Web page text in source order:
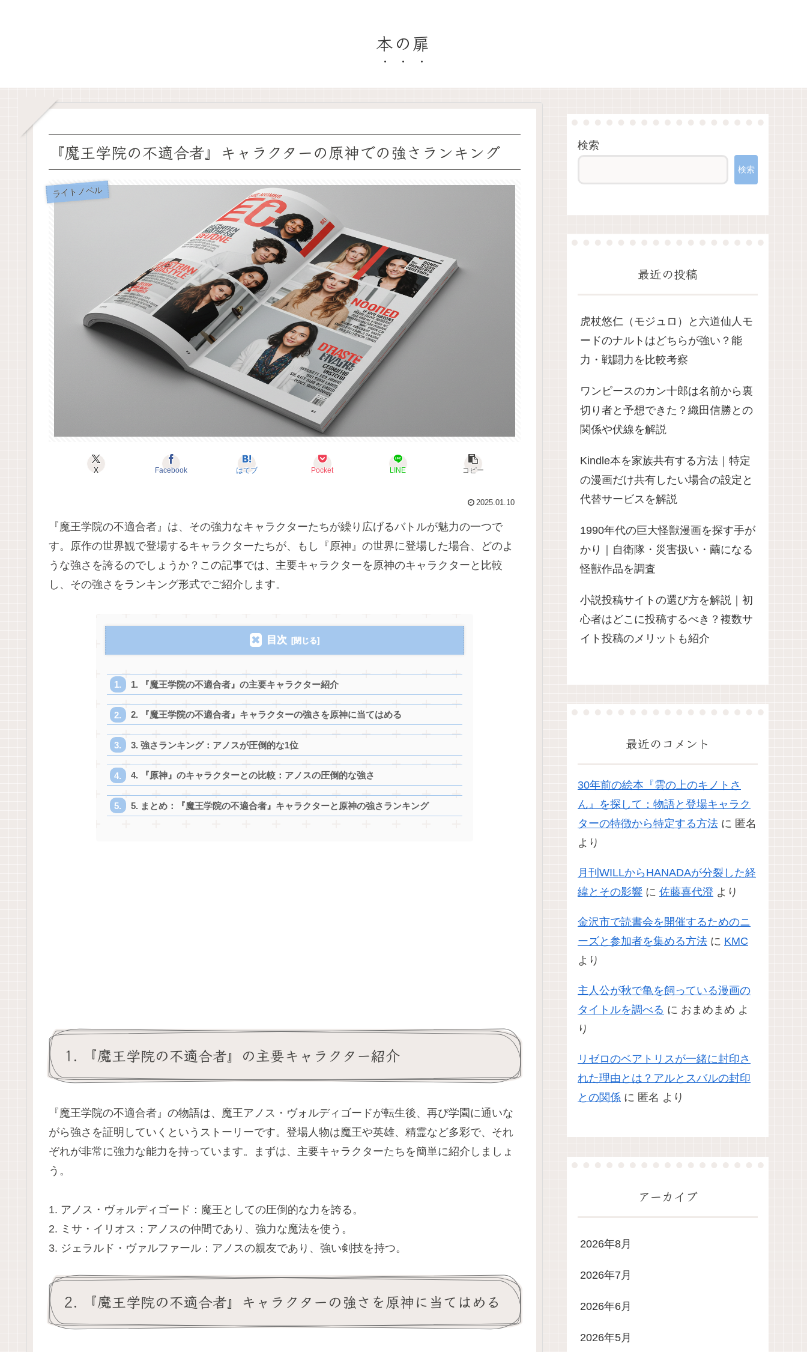
本の扉
『魔王学院の不適合者』キャラクターの原神での強さランキング
ライトノベル
X Facebook はてブ Pocket LINE コピー
2025.01.10
『魔王学院の不適合者』は、その強力なキャラクターたちが繰り広げるバトルが魅力の一つで
す。原作の世界観で登場するキャラクターたちが、もし『原神』の世界に登場した場合、どのよ
うな強さを誇るのでしょうか？この記事では、主要キャラクターを原神のキャラクターと比較
し、その強さをランキング形式でご紹介します。
目次
1. 『魔王学院の不適合者』の主要キャラクター紹介
2. 『魔王学院の不適合者』キャラクターの強さを原神に当てはめる
3. 強さランキング：アノスが圧倒的な1位
4. 『原神』のキャラクターとの比較：アノスの圧倒的な強さ
5. まとめ：『魔王学院の不適合者』キャラクターと原神の強さランキング
1. 『魔王学院の不適合者』の主要キャラクター紹介
『魔王学院の不適合者』の物語は、魔王アノス・ヴォルディゴードが転生後、再び学園に通いな
がら強さを証明していくというストーリーです。登場人物は魔王や英雄、精霊など多彩で、それ
ぞれが非常に強力な能力を持っています。まずは、主要キャラクターたちを簡単に紹介しましょ
う。
1. アノス・ヴォルディゴード：魔王としての圧倒的な力を誇る。
2. ミサ・イリオス：アノスの仲間であり、強力な魔法を使う。
3. ジェラルド・ヴァルファール：アノスの親友であり、強い剣技を持つ。
2. 『魔王学院の不適合者』キャラクターの強さを原神に当てはめる
検索
検索
最近の投稿
虎杖悠仁（モジュロ）と六道仙人モ
ードのナルトはどちらが強い？能
力・戦闘力を比較考察
ワンピースのカン十郎は名前から裏
切り者と予想できた？織田信勝との
関係や伏線を解説
Kindle本を家族共有する方法｜特定
の漫画だけ共有したい場合の設定と
代替サービスを解説
1990年代の巨大怪獣漫画を探す手が
かり｜自衛隊・災害扱い・繭になる
怪獣作品を調査
小説投稿サイトの選び方を解説｜初
心者はどこに投稿するべき？複数サ
イト投稿のメリットも紹介
最近のコメント
30年前の絵本『雲の上のキノトさ
ん』を探して：物語と登場キャラク
ターの特徴から特定する方法 に 匿名
より
月刊WILLからHANADAが分裂した経
緯とその影響 に 佐藤喜代澄 より
金沢市で読書会を開催するためのニ
ーズと参加者を集める方法 に KMC
より
主人公が秋で亀を飼っている漫画の
タイトルを調べる に おまめまめ よ
り
リゼロのベアトリスが一緒に封印さ
れた理由とは？アルとスバルの封印
との関係 に 匿名 より
アーカイブ
2026年8月
2026年7月
2026年6月
2026年5月